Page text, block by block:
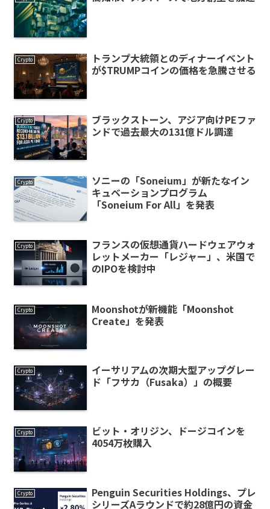
Crypto
トランプ大統領とのディナーイベント
が$TRUMPコインの価格を急騰させる
Crypto
ブラックストーン、アジア向けPEファ
ンドで過去最大の131億ドル調達
Crypto
ソニーの「Soneium」が新たなイン
キュベーションプログラム
「Soneium For All」を発表
Crypto
フランスの仮想通貨ハードウェアウォ
レットメーカー「レジャー」、米国で
のIPOを検討中
Crypto
Moonshotが新機能「Moonshot
Create」を発表
Crypto
イーサリアムの次期大型アップグレー
ド「フサカ（Fusaka）」の概要
Crypto
ビット・オリジン、ドージコインを
4054万枚購入
Crypto
Penguin Securities Holdings、プレ
シリーズAラウンドで約28億円の資金